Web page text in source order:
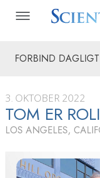
FORBIND DAGLIGT
3. OKTOBER 2022
TOM ER
LOS ANGELES,